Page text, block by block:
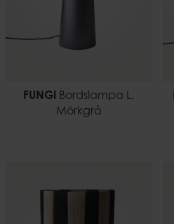
FUNGI
Bordslampa L,
Mörkgrå